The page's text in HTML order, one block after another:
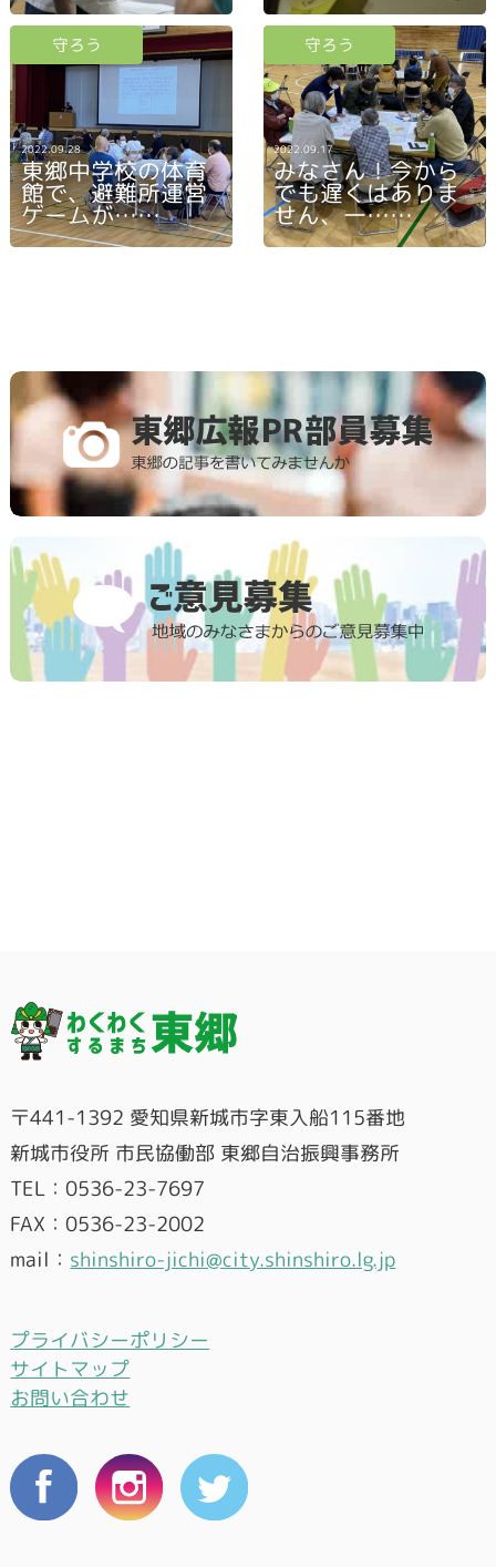
守ろう
2022.09.28
東郷中学校の体育
館で、避難所運営
ゲームが……
守ろう
2022.09.17
みなさん！今から
でも遅くはありま
せん、一……
〒441-1392 愛知県新城市字東入船115番地
新城市役所 市民協働部 東郷自治振興事務所
TEL：0536-23-7697
FAX：0536-23-2002
mail： shinshiro-jichi@city.shinshiro.lg.jp
プライバシーポリシー
サイトマップ
お問い合わせ